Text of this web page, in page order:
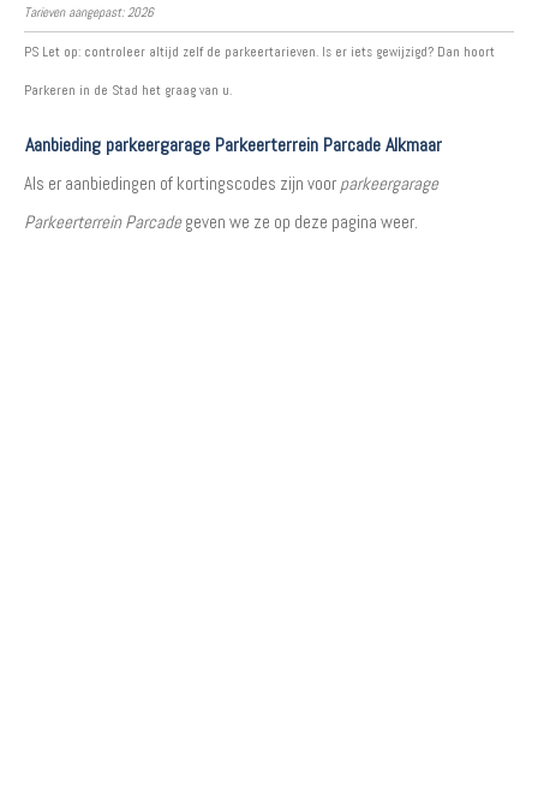
Tarieven aangepast: 2026
PS Let op: controleer altijd zelf de parkeertarieven. Is er iets gewijzigd? Dan hoort
Parkeren in de Stad het graag van u.
Aanbieding parkeergarage Parkeerterrein Parcade Alkmaar
Als er aanbiedingen of kortingscodes zijn voor parkeergarage
Parkeerterrein Parcadegeven we ze op deze pagina weer.